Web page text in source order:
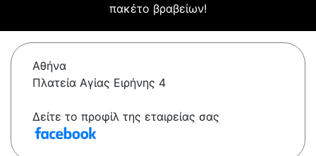
πακέτο βραβείων!
Αθήνα
Πλατεία Αγίας Ειρήνης 4
Δείτε το προφίλ της εταιρείας σας